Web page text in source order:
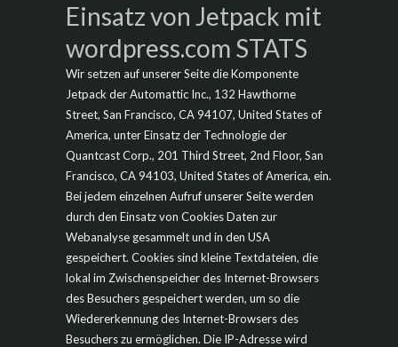
Einsatz von Jetpack mit
wordpress.com STATS
Wir setzen auf unserer Seite die Komponente
Jetpack der Automattic Inc., 132 Hawthorne
Street, San Francisco, CA 94107, United States of
America, unter Einsatz der Technologie der
Quantcast Corp., 201 Third Street, 2nd Floor, San
Francisco, CA 94103, United States of America, ein.
Bei jedem einzelnen Aufruf unserer Seite werden
durch den Einsatz von Cookies Daten zur
Webanalyse gesammelt und in den USA
gespeichert. Cookies sind kleine Textdateien, die
lokal im Zwischenspeicher des Internet-Browsers
des Besuchers gespeichert werden, um so die
Wiedererkennung des Internet-Browsers des
Besuchers zu ermöglichen. Die IP-Adresse wird